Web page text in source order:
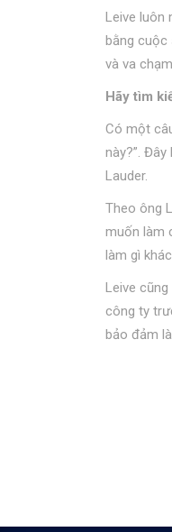
Leive luôn
bằng cuộc
và va
Hãy tìm
Có một
này?”.
Lauder.
Theo ông
muốn làm
làm gì
Leive
công ty
bảo đảm